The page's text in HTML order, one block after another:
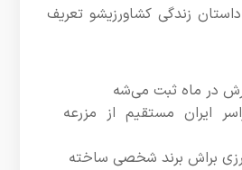
زندگی کشاورزیشو تعریف
ایران مستقیم از مزرعه
براش برند شخصی ساخته